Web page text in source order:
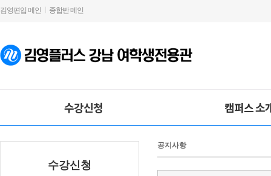
김영편입 메인 종합반 메인
수강신청 캠퍼스 소
수강신청
공지사항